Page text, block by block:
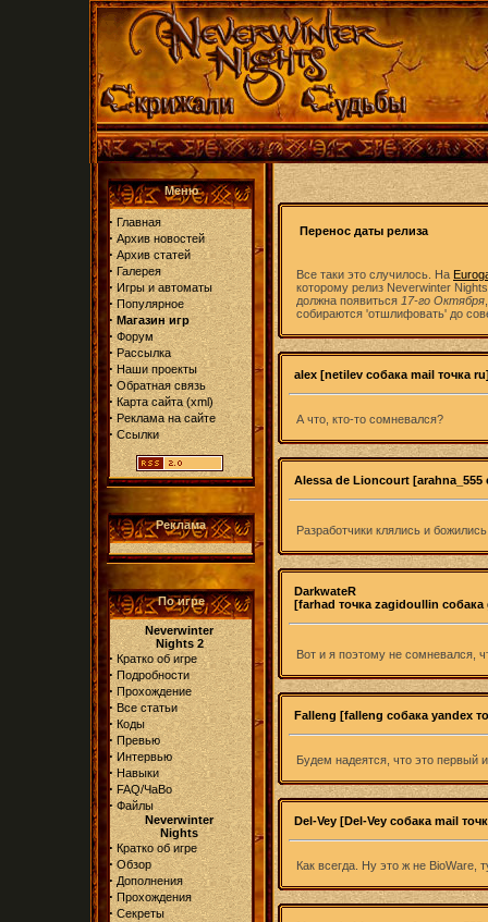
Меню
· Главная
· Архив новостей
· Архив статей
· Галерея
· Игры и автоматы
· Популярное
· Магазин игр
· Форум
· Рассылка
· Наши проекты
· Обратная связь
· Карта сайта(xml)
· Реклама на сайте
· Ссылки
Реклама
По игре
Neverwinter
Nights 2
· Кратко об игре
· Подробности
· Прохождение
· Все статьи
· Коды
· Превью
· Интервью
· Навыки
· FAQ/ЧаВо
· Файлы
Neverwinter
Nights
· Кратко об игре
· Обзор
· Дополнения
· Прохождения
· Секреты
Перенос даты релиза
Все таки это случилось. На
которому релиз Neverwinter
должна появиться 17-го Октября
собираются 'отшлифовать' до
alex [netilev собака mail точка
А что, кто-то сомневался?
Alessa de Lioncourt [arahna_555
Разработчики клялись и
DarkwateR
[farhad точка zagidoullin собака
Вот и я поэтому не сомневался,
Falleng [falleng собака yandex
Будем надеятся, что это первый
Del-Vey [Del-Vey собака mail
Как всегда. Ну это ж не BioWare,